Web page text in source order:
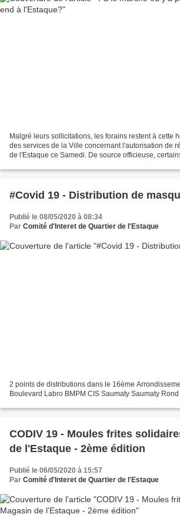
Malgré leurs sollicitations, les forains restent à cette
des services de la Ville concernant l'autorisation de
de l'Estaque ce Samedi. De source officieuse,
#Covid 19 - Distribution de
Publié le 08/05/2020 à 08:34
Par Comité d'Interet de Quartier de l'Estaque
2 points de distributions dans le 16ème
Boulevard Labro BMPM CIS Saumaty Saumaty
CODIV 19 - Moules frites
de l'Estaque - 2ème édition
Publié le 06/05/2020 à 15:57
Par Comité d'Interet de Quartier de l'Estaque